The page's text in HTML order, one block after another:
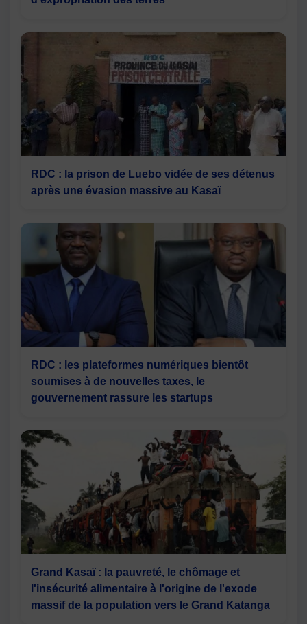
RDC : la prison de Luebo vidée de ses détenus
après une évasion massive au Kasaï
RDC : les plateformes numériques bientôt
soumises à de nouvelles taxes, le
gouvernement rassure les startups
Grand Kasaï : la pauvreté, le chômage et
l'insécurité alimentaire à l'origine de l'exode
massif de la population vers le Grand Katanga